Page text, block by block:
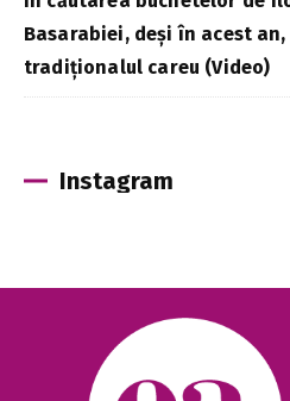
Basarabiei, deși în acest
tradiționalul careu (Video)
Instagram